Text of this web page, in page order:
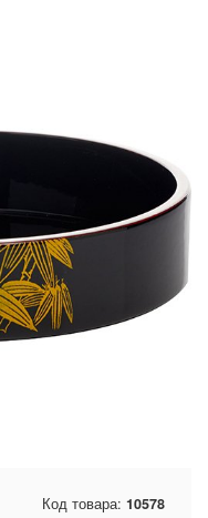
Код товара: 10578